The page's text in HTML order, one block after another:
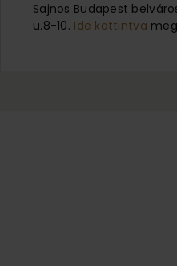
Sajnos Budapest
u.8-10. Ide kattintva